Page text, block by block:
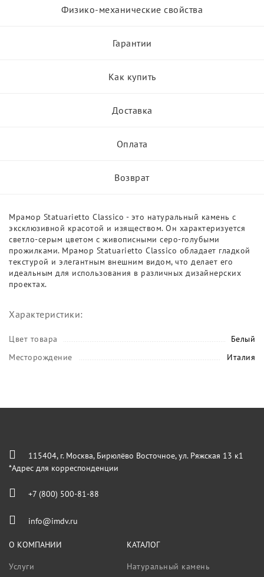
Физико-механические свойства
Гарантии
Как купить
Доставка
Оплата
Возврат
Мрамор Statuarietto Classico - это натуральный камень с
эксклюзивной красотой и изяществом. Он характеризуется
светло-серым цветом с живописными серо-голубыми
прожилками. Мрамор Statuarietto Classico обладает гладкой
текстурой и элегантным внешним видом, что делает его
идеальным для использования в различных дизайнерских
проектах.
Характеристики:
Цвет товара
Белый
Месторождение
Италия
115404, г. Москва, Бирюлёво Восточное, ул. Ряжская 13 к1
*Адрес для корреспонденции
+7 (800) 500-81-88
info@imdv.ru
О КОМПАНИИ
Услуги
КАТАЛОГ
Натуральный камень